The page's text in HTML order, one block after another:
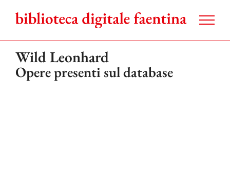
contenuto
Wild Leonhard
Opere presenti sul database